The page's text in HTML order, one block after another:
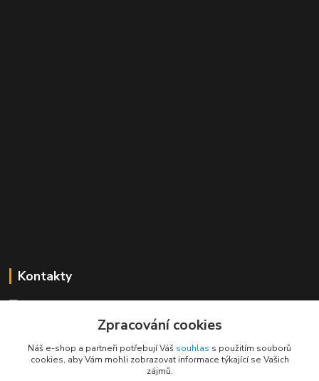
Kontakty
+420 725 613 837
info@rajklubicek.cz
Zpracování cookies
Náš e-shop a partneři potřebují Váš souhlas s použitím souborů
cookies, aby Vám mohli zobrazovat informace týkající se Vašich
zájmů.